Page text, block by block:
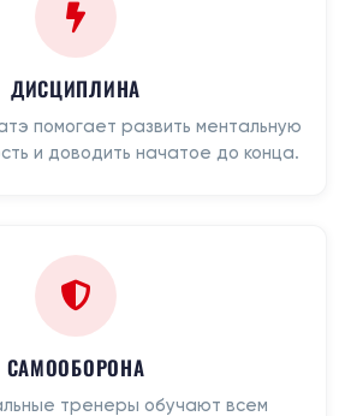
ДИСЦИПЛИНА
помогает развить ментальную
и доводить начатое до конца.
САМООБОРОНА
тренеры обучают всем